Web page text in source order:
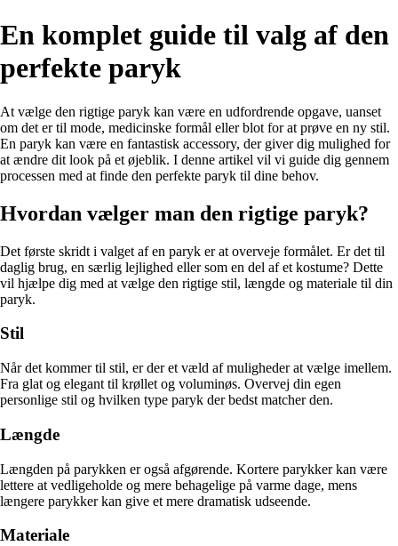
En komplet guide til valg af den
perfekte paryk
At vælge den rigtige paryk kan være en udfordrende opgave, uanset
om det er til mode, medicinske formål eller blot for at prøve en ny stil.
En paryk kan være en fantastisk accessory, der giver dig mulighed for
at ændre dit look på et øjeblik. I denne artikel vil vi guide dig gennem
processen med at finde den perfekte paryk til dine behov.
Hvordan vælger man den rigtige paryk?
Det første skridt i valget af en paryk er at overveje formålet. Er det til
daglig brug, en særlig lejlighed eller som en del af et kostume? Dette
vil hjælpe dig med at vælge den rigtige stil, længde og materiale til din
paryk.
Stil
Når det kommer til stil, er der et væld af muligheder at vælge imellem.
Fra glat og elegant til krøllet og voluminøs. Overvej din egen
personlige stil og hvilken type paryk der bedst matcher den.
Længde
Længden på parykken er også afgørende. Kortere parykker kan være
lettere at vedligeholde og mere behagelige på varme dage, mens
længere parykker kan give et mere dramatisk udseende.
Materiale